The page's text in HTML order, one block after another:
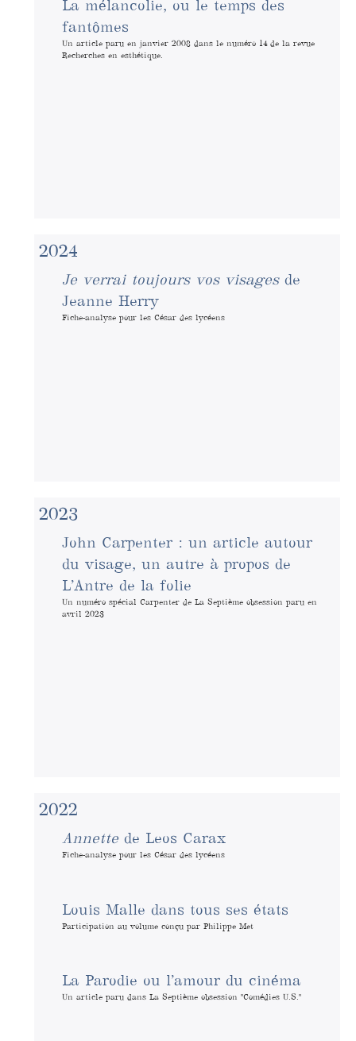
La mélancolie, ou le temps des
fantômes
Un article paru en janvier 2008 dans le numéro 14 de la revue
Recherches en esthétique.
2024
Je verrai toujours vos visages de
Jeanne Herry
Fiche-analyse pour les César des lycéens
2023
John Carpenter : un article autour
du visage, un autre à propos de
L’Antre de la folie
Un numéro spécial Carpenter de La Septième obsession paru en
avril 2023
2022
Annettede Leos Carax
Fiche-analyse pour les César des lycéens
Louis Malle dans tous ses états
Participation au volume conçu par Philippe Met
La Parodie ou l’amour du cinéma
Un article paru dans La Septième obsession "Comédies U.S."